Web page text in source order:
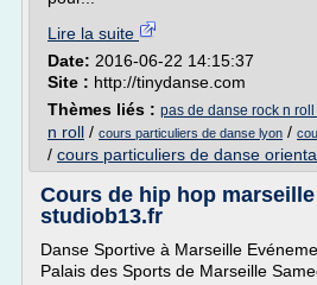
Lire la suite
Date: 2016-06-22 14:15:37
Site : http://tinydanse.com
Thèmes liés : pas de danse rock n
n roll / cours particuliers de danse lyon /
/ cours particuliers de danse
Cours de hip hop marseille
studiob13.fr
Danse Sportive à Marseille
Palais des Sports de Marseille